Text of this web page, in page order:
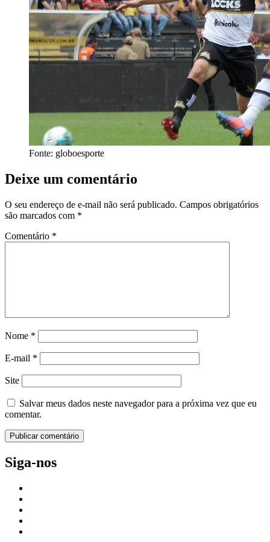
Fonte: globoesporte
Deixe um comentário
O seu endereço de e-mail não será publicado. Campos obrigatórios
são marcados com *
Comentário *
Nome *
E-mail *
Site
Salvar meus dados neste navegador para a próxima vez que eu
comentar.
Siga-nos